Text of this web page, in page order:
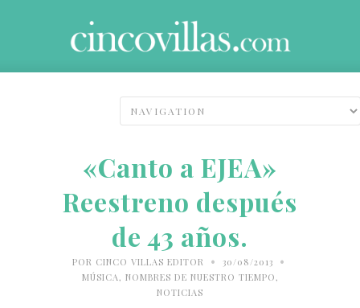
«Canto a EJEA»
Reestreno después
de 43 años.
POR CINCO VILLAS EDITOR • 30/08/2013 •
MÚSICA , NOMBRES DE NUESTRO TIEMPO ,
NOTICIAS